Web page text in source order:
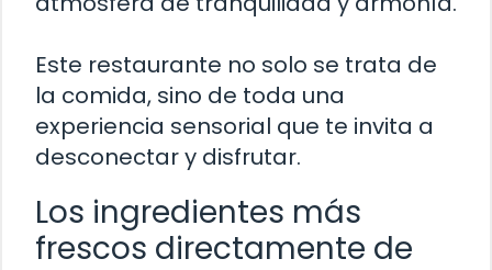
Este restaurante no solo se trata de
la comida, sino de toda una
experiencia sensorial que te invita a
desconectar y disfrutar.
Los ingredientes más
frescos directamente de